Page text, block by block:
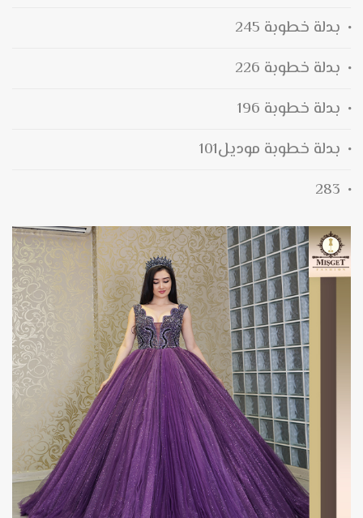
بدلة خطوبة 245
بدلة خطوبة 226
بدلة خطوبة 196
بدلة خطوبة موديل101
283